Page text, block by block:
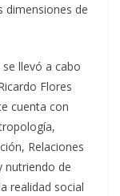
dimensiones de
llevó a cabo
Flores
cuenta con
Relaciones
nutriendo de
realidad social